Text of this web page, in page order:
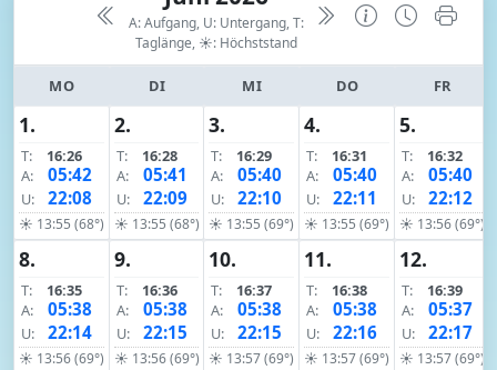
A: Aufgang, U: Untergang, T:
Taglänge, ☀: Höchststand
MO DI MI DO FR
1.
T:
16:26
A:
05:42
U: 22:08
☀ 13:55 (68°)
2.
T:
16:28
A:
05:41
U: 22:09
☀ 13:55 (68°)
3.
T:
16:29
A:
05:40
U: 22:10
☀ 13:55 (69°)
4.
T:
16:31
A:
05:40
U: 22:11
☀ 13:55 (69°)
5.
T:
16:32
A:
05:40
U: 22:12
☀ 13:56 (69°)
8.
T:
16:35
A:
05:38
U: 22:14
☀ 13:56 (69°)
9.
T:
16:36
A:
05:38
U: 22:15
☀ 13:56 (69°)
10.
T:
16:37
A:
05:38
U: 22:15
☀ 13:57 (69°)
11.
T:
16:38
A:
05:38
U: 22:16
☀ 13:57 (69°)
12.
T:
16:39
A:
05:37
U: 22:17
☀ 13:57 (69°)